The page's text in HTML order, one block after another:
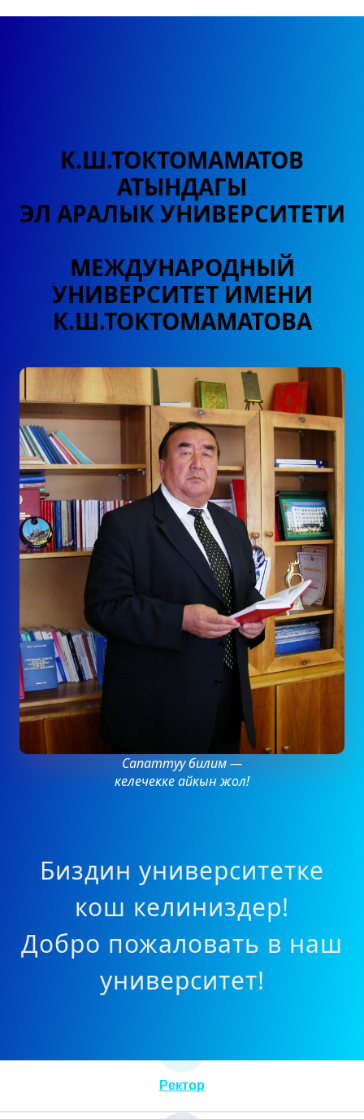
К.Ш.ТОКТОМАМАТОВ
АТЫНДАГЫ
ЭЛ АРАЛЫК УНИВЕРСИТЕТИ
МЕЖДУНАРОДНЫЙ
УНИВЕРСИТЕТ ИМЕНИ
К.Ш.ТОКТОМАМАТОВА
Сапаттуу билим —
келечекке айкын жол!
Биздин университетке
кош келиниздер!
Добро пожаловать в наш
университет!
Ректор